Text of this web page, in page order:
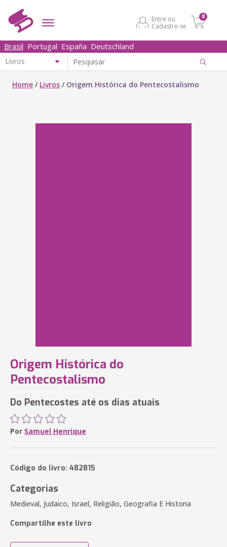
Entre ou
Cadastre-se
0
Brasil Portugal España Deutschland
Home / Livros / Origem Histórica do Pentecostalismo
Origem Histórica do
Pentecostalismo
Do Pentecostes até os dias atuais
Por Samuel Henrique
Código do livro: 482815
Categorias
Medieval, Judaico, Israel, Religião, Geografia E Historia
Compartilhe este livro